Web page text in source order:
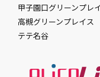
甲子園口グリーンプレ
高槻グリーンプレイス
テテ名谷